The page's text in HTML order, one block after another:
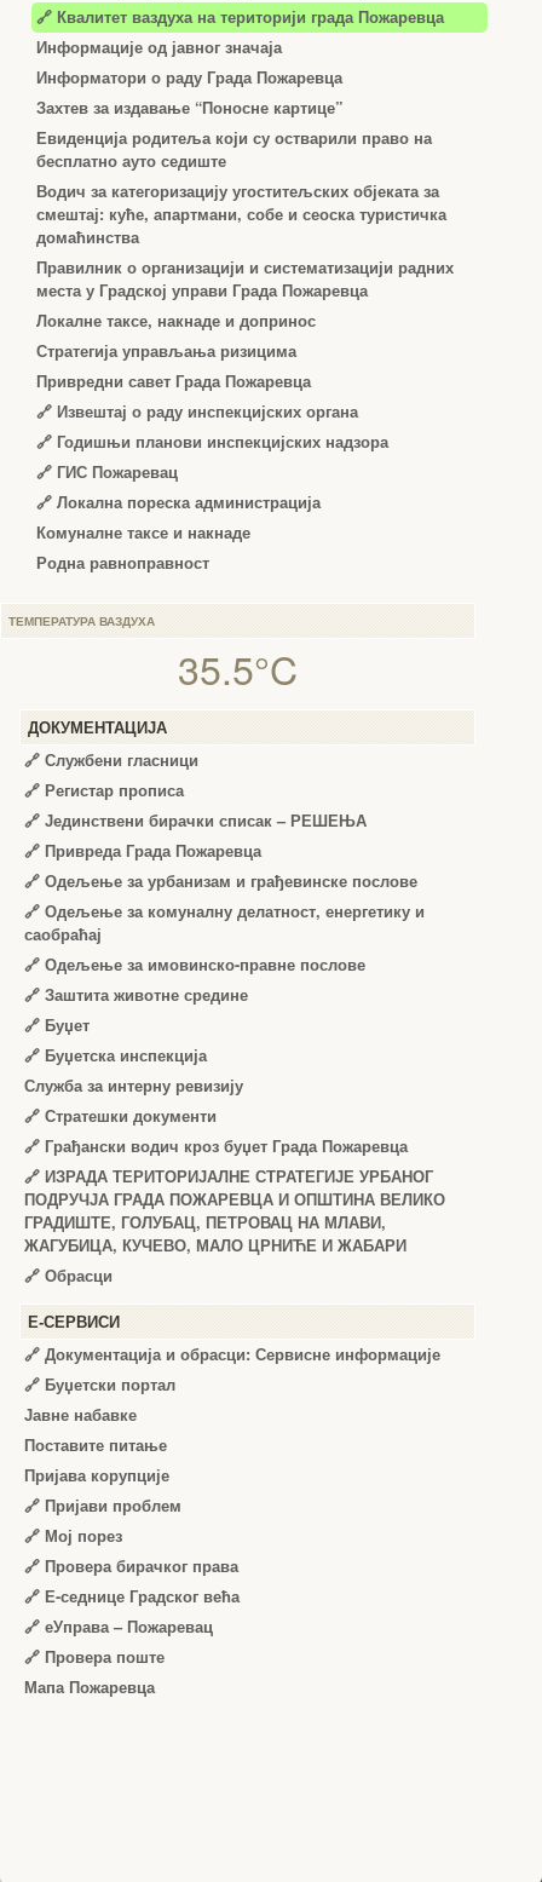
🔗 Квалитет ваздуха на територији града Пожаревца
Информације од јавног значаја
Информатори о раду Града Пожаревца
Захтев за издавање “Поносне картице”
Евиденција родитеља који су остварили право на
бесплатно ауто седиште
Водич за категоризацију угоститељских објеката за
смештај: куће, апартмани, собе и сеоска туристичка
домаћинства
Правилник о организацији и систематизацији радних
места у Градској управи Града Пожаревца
Локалне таксе, накнаде и допринос
Стратегија управљања ризицима
Привредни савет Града Пожаревца
🔗 Извештај о раду инспекцијских органа
🔗 Годишњи планови инспекцијских надзора
🔗 ГИС Пожаревац
🔗 Локална пореска администрација
Комуналне таксе и накнаде
Родна равноправност
ТЕМПЕРАТУРА ВАЗДУХА
35.5°C
ДОКУМЕНТАЦИЈА
🔗 Службени гласници
🔗 Регистар прописа
🔗 Јединствени бирачки списак – РЕШЕЊА
🔗 Привреда Града Пожаревца
🔗 Одељење за урбанизам и грађевинске послове
🔗 Одељење за комуналну делатност, енергетику и
саобраћај
🔗 Одељење за имовинско-правне послове
🔗 Заштита животне средине
🔗 Буџет
🔗 Буџетска инспекција
Служба за интерну ревизију
🔗 Стратешки документи
🔗 Грађански водич кроз буџет Града Пожаревца
🔗 ИЗРАДА ТЕРИТОРИЈАЛНЕ СТРАТЕГИЈЕ УРБАНОГ
ПОДРУЧЈА ГРАДА ПОЖАРЕВЦА И ОПШТИНА ВЕЛИКО
ГРАДИШТЕ, ГОЛУБАЦ, ПЕТРОВАЦ НА МЛАВИ,
ЖАГУБИЦА, КУЧЕВО, МАЛО ЦРНИЋЕ И ЖАБАРИ
🔗 Обрасци
Е-СЕРВИСИ
🔗 Документација и обрасци: Сервисне информације
🔗 Буџетски портал
Јавне набавке
Поставите питање
Пријава корупције
🔗 Пријави проблем
🔗 Мој порез
🔗 Провера бирачког права
🔗 Е-седнице Градског већа
🔗 еУправа – Пожаревац
🔗 Провера поште
Мапа Пожаревца